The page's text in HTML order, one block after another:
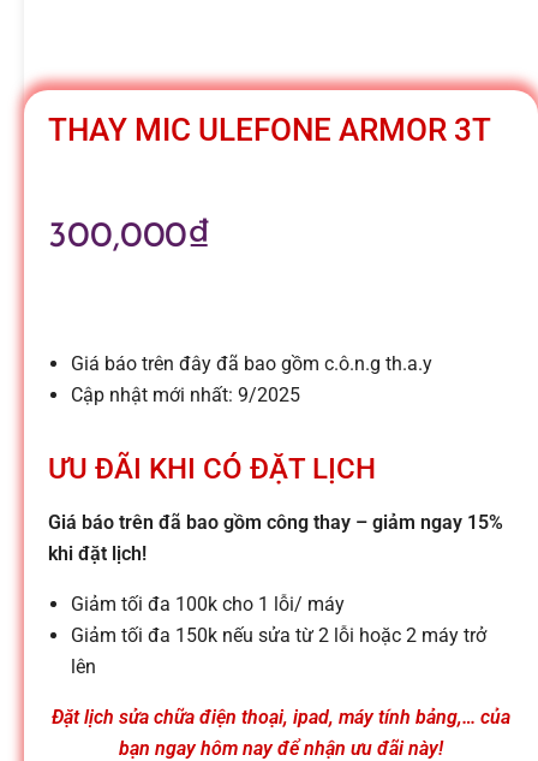
o
b
l
e
-
S
ử
a
c
THAY MIC ULEFONE ARMOR 3T
300,000₫
Giá báo trên đây đã bao gồm c.ô.n.g th.a.y
Cập nhật mới nhất: 9/2025
ƯU ĐÃI KHI CÓ ĐẶT LỊCH
Giá báo trên đã bao gồm công thay – giảm ngay 15%
khi đặt lịch!
Giảm tối đa 100k cho 1 lỗi/ máy
Giảm tối đa 150k nếu sửa từ 2 lỗi hoặc 2 máy trở
lên
Đặt lịch sửa chữa điện thoại, ipad, máy tính bảng,… của
bạn ngay hôm nay để nhận ưu đãi này!